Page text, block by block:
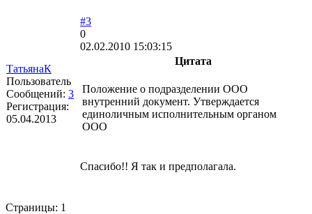
ТатьянаК
Пользователь
Сообщений: 3
Регистрация:
05.04.2013
#3
0
02.02.2010 15:03:15
Цитата
Положение о подразделении ООО
внутренний документ. Утверждается
единоличным исполнительным органом
ООО
Спасибо!! Я так и предполагала.
Страницы: 1